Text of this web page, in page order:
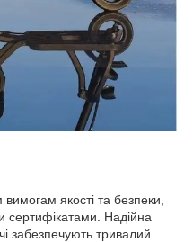
якості та безпеки,
сертифікатами. Надійна
забезпечують тривалий